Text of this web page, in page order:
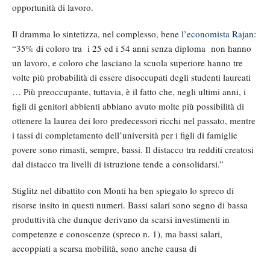
opportunità di lavoro.
Il dramma lo sintetizza, nel complesso, bene l’economista Rajan:
“35% di coloro tra i 25 ed i 54 anni senza diploma non hanno
un lavoro, e coloro che lasciano la scuola superiore hanno tre
volte più probabilità di essere disoccupati degli studenti laureati
… Più preoccupante, tuttavia, è il fatto che, negli ultimi anni, i
figli di genitori abbienti abbiano avuto molte più possibilità di
ottenere la laurea dei loro predecessori ricchi nel passato, mentre
i tassi di completamento dell’università per i figli di famiglie
povere sono rimasti, sempre, bassi. Il distacco tra redditi creatosi
dal distacco tra livelli di istruzione tende a consolidarsi.”
Stiglitz nel dibattito con Monti ha ben spiegato lo spreco di
risorse insito in questi numeri. Bassi salari sono segno di bassa
produttività che dunque derivano da scarsi investimenti in
competenze e conoscenze (spreco n. 1), ma bassi salari,
accoppiati a scarsa mobilità, sono anche causa di